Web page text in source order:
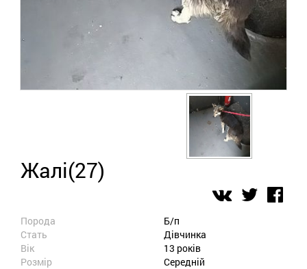
Жалі(27)
Порода
Б/п
Стать
Дівчинка
Вік
13 років
Розмір
Середній